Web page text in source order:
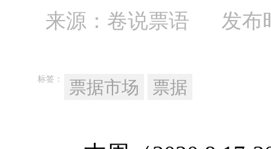
来源：卷说票语 发布
标签： 票据市场 票据